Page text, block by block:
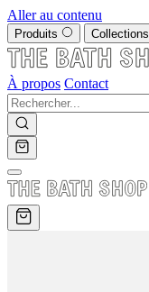
Aller au contenu
Produits Collections
À propos Contact